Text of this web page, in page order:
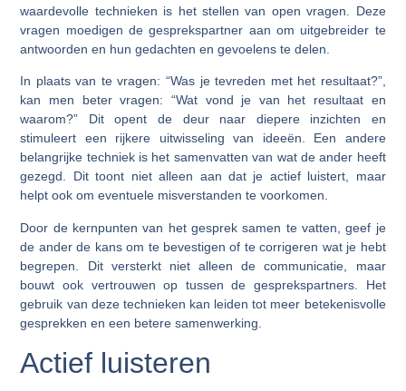
waardevolle technieken is het stellen van open vragen. Deze
vragen moedigen de gesprekspartner aan om uitgebreider te
antwoorden en hun gedachten en gevoelens te delen.
In plaats van te vragen: “Was je tevreden met het resultaat?”,
kan men beter vragen: “Wat vond je van het resultaat en
waarom?” Dit opent de deur naar diepere inzichten en
stimuleert een rijkere uitwisseling van ideeën. Een andere
belangrijke techniek is het samenvatten van wat de ander heeft
gezegd. Dit toont niet alleen aan dat je actief luistert, maar
helpt ook om eventuele misverstanden te voorkomen.
Door de kernpunten van het gesprek samen te vatten, geef je
de ander de kans om te bevestigen of te corrigeren wat je hebt
begrepen. Dit versterkt niet alleen de communicatie, maar
bouwt ook vertrouwen op tussen de gesprekspartners. Het
gebruik van deze technieken kan leiden tot meer betekenisvolle
gesprekken en een betere samenwerking.
Actief luisteren